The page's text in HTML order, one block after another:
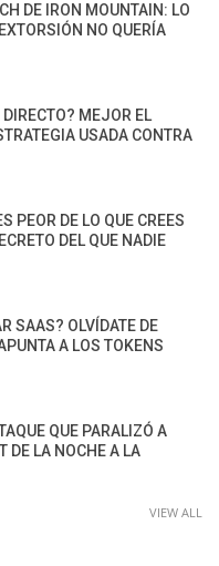
DE IRON MOUNTAIN: LO
NO QUERÍA
DIRECTO? MEJOR EL
USADA CONTRA
PEOR DE LO QUE CREES
DEL QUE NADIE
SAAS? OLVÍDATE DE
A LOS TOKENS
QUE PARALIZÓ A
DE LA NOCHE A LA
VIEW ALL